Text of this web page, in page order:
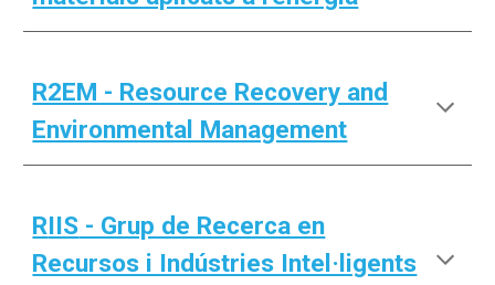
R2EM - Resource Recovery and
Environmental Management
RIIS - Grup de Recerca en
Recursos i Indústries Intel·ligents